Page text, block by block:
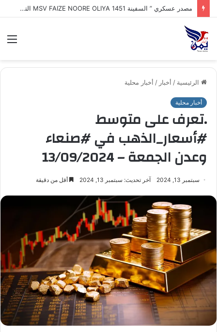
مصدر عسكري ” السفينة MSV FAIZE NOORE OLIYA 1451 التي ترفع علم الهند وتعرضت لهجوم بزورق مفخخ مجهول وغرقها في مياه البحر_الأحمر أثناء توجهها إلى ميناء المخا
الرئيسية / أخبار / أخبار محلية
أخبار محلية
.تعرف على متوسط
#أسعار_الذهب في #صنعاء
وعدن الجمعة – 13/09/2024
سبتمبر 13, 2024 آخر تحديث: سبتمبر 13, 2024 أقل من دقيقة